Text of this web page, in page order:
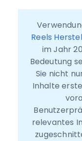
Reels
im Jahr
Bedeutung
Sie nicht
Inhalte
relevantes